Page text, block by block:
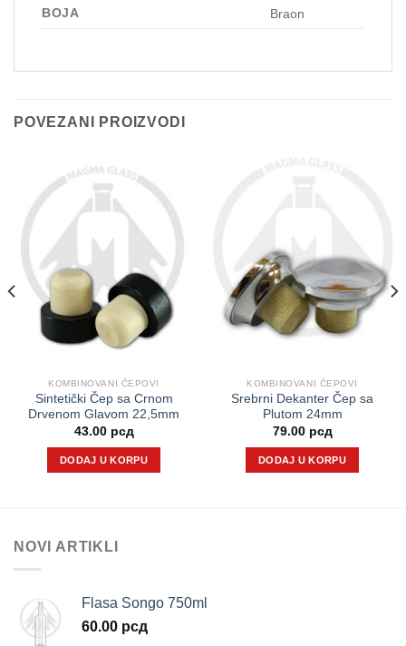
BOJA
Braon
POVEZANI PROIZVODI
KOMBINOVANI ČEPOVI
Sintetički Čep sa Crnom
Drvenom Glavom 22,5mm
43.00 рсд
DODAJ U KORPU
KOMBINOVANI ČEPOVI
Srebrni Dekanter Čep sa
Plutom 24mm
79.00 рсд
DODAJ U KORPU
NOVI ARTIKLI
Flasa Songo 750ml
60.00 рсд